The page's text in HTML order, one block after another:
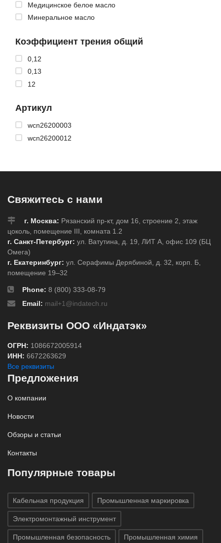
Медицинское белое масло
Минеральное масло
Коэффициент трения общий
0,12
0,13
12
Артикул
wcn26200003
wcn26200012
Свяжитесь с нами
г. Москва: Рязанский пр-кт, дом 16, строение 2, этаж
цоколь, помещение III, комната 1.2
г. Санкт-Петербург: ул. Ватутина, д. 19, ЛИТ А, офис 109 (БЦ
Омега)
г. Екатеринбург: ул. Серафимы Дерябиной, д. 32, корп. Б,
помещение 19–32
Phone: 8 (800) 333-08-79
Email: mail+1@indatech.ru
Реквизиты ООО «Индатэк»
ОГРН: 1086672005914
ИНН: 6672263629
Все реквизиты
Предложения
О компании
Новости
Обзоры и статьи
Контакты
Популярные товары
Кабельная продукция Промышленная маркировка
Электромонтажный инструмент
Промышленная безопасность Промышленная химия